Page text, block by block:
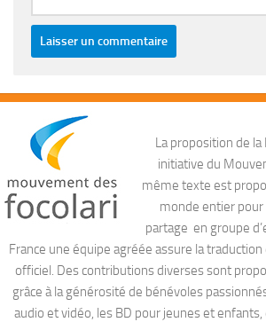
La proposition de
initiative du
même texte est
monde entier
partage en groupe
France une équipe agréée assure la
officiel. Des contributions diverses sont
grâce à la générosité de bénévoles
audio et vidéo, les BD pour jeunes et